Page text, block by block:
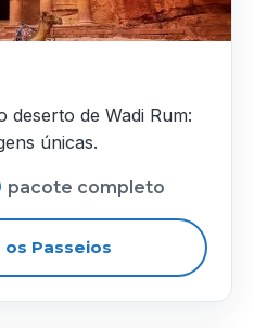
de Wadi Rum:
únicas.
pacote completo
os Passeios